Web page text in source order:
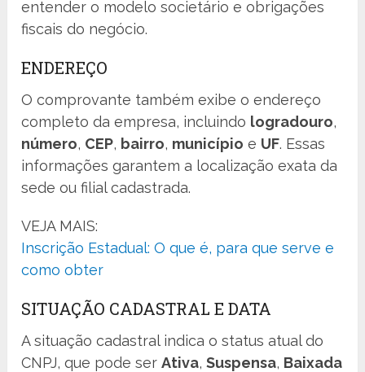
entender o modelo societário e obrigações
fiscais do negócio.
ENDEREÇO
O comprovante também exibe o endereço
completo da empresa, incluindo logradouro,
número, CEP, bairro, município e UF. Essas
informações garantem a localização exata da
sede ou filial cadastrada.
VEJA MAIS:
Inscrição Estadual: O que é, para que serve e
como obter
SITUAÇÃO CADASTRAL E DATA
A situação cadastral indica o status atual do
CNPJ, que pode serAtiva,Suspensa, Baixada